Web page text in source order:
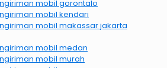
mobil gorontalo
mobil kendari
mobil makassar jakarta
mobil medan
mobil murah